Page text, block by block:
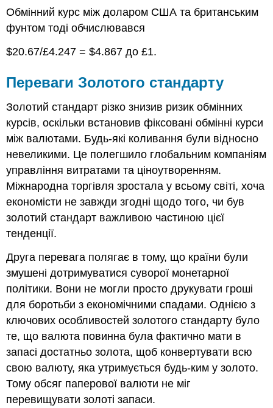
Обмінний курс між доларом США та британським
фунтом тоді обчислювався
$20.67/£4.247 = $4.867 до £1.
Переваги Золотого стандарту
Золотий стандарт різко знизив ризик обмінних
курсів, оскільки встановив фіксовані обмінні курси
між валютами. Будь-які коливання були відносно
невеликими. Це полегшило глобальним компаніям
управління витратами та ціноутворенням.
Міжнародна торгівля зростала у всьому світі, хоча
економісти не завжди згодні щодо того, чи був
золотий стандарт важливою частиною цієї
тенденції.
Друга перевага полягає в тому, що країни були
змушені дотримуватися суворої монетарної
політики. Вони не могли просто друкувати гроші
для боротьби з економічними спадами. Однією з
ключових особливостей золотого стандарту було
те, що валюта повинна була фактично мати в
запасі достатньо золота, щоб конвертувати всю
свою валюту, яка утримується будь-ким у золото.
Тому обсяг паперової валюти не міг
перевищувати золоті запаси.